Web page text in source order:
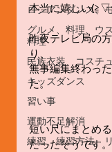
ロシアンダンス、
グルメ、料理、ウ
料理
民族衣装、コスチ
キッズダンス
習い事
運動不足解消
練習、練習方法、
本当に嬉しい
昨夜テレビ局の
り、
無事編集終わっ
た。
短い尺にまとめ
だったそうです。